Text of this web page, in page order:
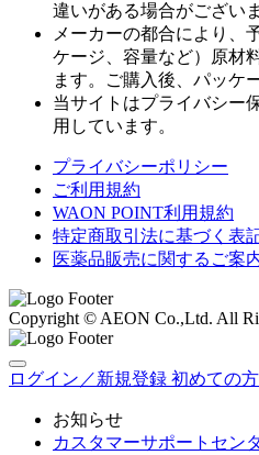
違いがある場合がございま
メーカーの都合により、
ケージ、容量など）原材
ます。ご購入後、パッケ
当サイトはプライバシー
用しています。
プライバシーポリシー
ご利用規約
WAON POINT利用規約
特定商取引法に基づく表
医薬品販売に関するご案
Copyright © AEON Co.,Ltd. All
ログイン／新規登録 初めての
お知らせ
カスタマーサポートセン